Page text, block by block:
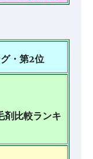
・第2位
比較ランキ